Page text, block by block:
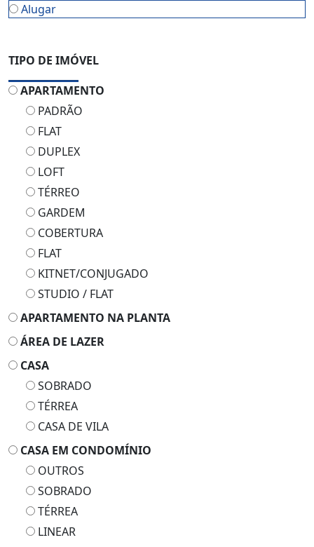
Alugar
TIPO DE IMÓVEL
APARTAMENTO
PADRÃO
FLAT
DUPLEX
LOFT
TÉRREO
GARDEM
COBERTURA
FLAT
KITNET/CONJUGADO
STUDIO / FLAT
APARTAMENTO NA PLANTA
ÁREA DE LAZER
CASA
SOBRADO
TÉRREA
CASA DE VILA
CASA EM CONDOMÍNIO
OUTROS
SOBRADO
TÉRREA
LINEAR